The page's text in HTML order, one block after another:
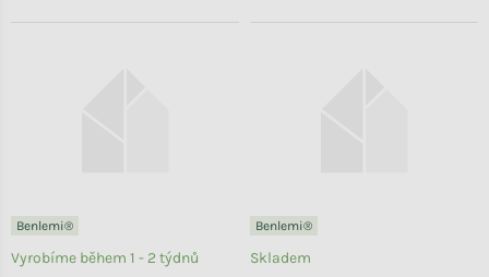
Benlemi®
Vyrobíme během 1 - 2 týdnů
Benlemi®
Skladem